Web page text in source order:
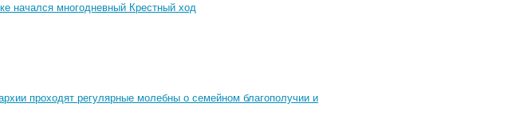
начался многодневный Крестный ход
проходят регулярные молебны о семейном благополучии и